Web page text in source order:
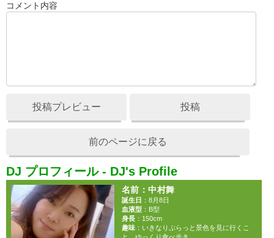
コメント内容
投稿プレビュー 投稿
前のページに戻る
DJ プロフィール - DJ's Profile
名前 ：中村舞
誕生日 ：8月8日
血液型：B型
身長：150cm
趣味：いきなりぷらっと景色を見に行くこ